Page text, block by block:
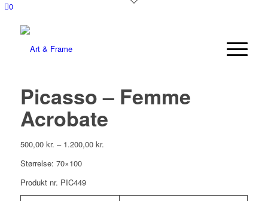
0
Picasso – Femme
Acrobate
500,00 kr. – 1.200,00 kr.
Størrelse: 70×100
Produkt nr. PIC449